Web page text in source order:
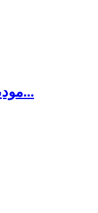
موديول حساس قياس حرارة غير...